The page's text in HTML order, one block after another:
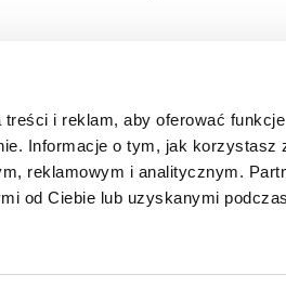
i reklam, aby oferować funkcje
Informacje o tym, jak korzystasz
reklamowym i analitycznym.
od Ciebie lub uzyskanymi